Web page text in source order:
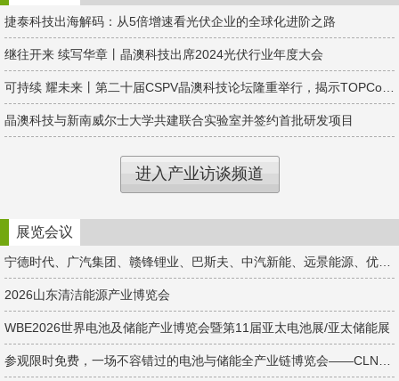
捷泰科技出海解码：从5倍增速看光伏企业的全球化进阶之路
继往开来 续写华章丨晶澳科技出席2024光伏行业年度大会
晶澳科技与新南威尔士大学共建联合实验室并签约首批研发项目
进入产业访谈频道
展览会议
2026山东清洁能源产业博览会
WBE2026世界电池及储能产业博览会暨第11届亚太电池展/亚太储能展